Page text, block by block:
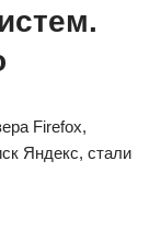
Firefox,
Яндекс, стали